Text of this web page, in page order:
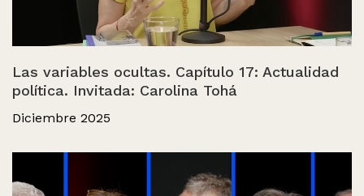
Las variables ocultas. Capítulo 17: Actualidad
política. Invitada: Carolina Tohá
Diciembre 2025